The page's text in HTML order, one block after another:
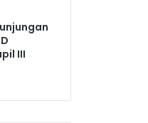
III